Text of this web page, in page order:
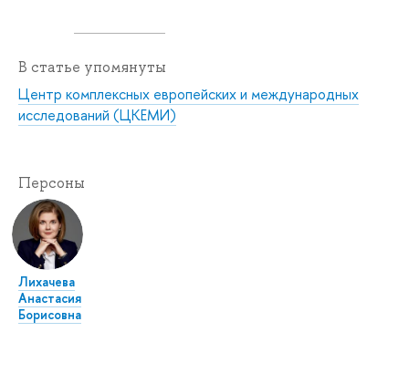
В статье упомянуты
Центр комплексных европейских и международных
исследований (ЦКЕМИ)
Персоны
Лихачева
Анастасия
Борисовна